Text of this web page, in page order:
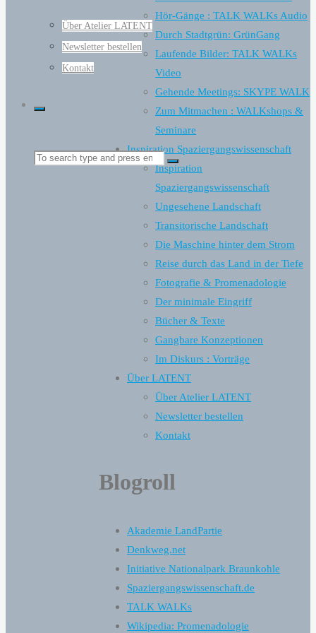
Über Atelier LATENT
Newsletter bestellen
Kontakt
Search
Search
Hör-Gänge : TALK WALKs Audio
Durch Stadtgrün: GrünGang
Laufende Bilder: TALK WALKs
Video
Gehende Meetings: SKYPE WALK
Zum Mitmachen : WALKshops &
Seminare
Inspiration Spaziergangswissenschaft
Inspiration
Spaziergangswissenschaft
Ungesehene Landschaft
Transitorische Landschaft
Die Maschine hinter dem Strom
Reise durch das Land in der Tiefe
Fotografie & Promenadologie
Der minimale Eingriff
Bücher & Texte
Gangbare Konzeptionen
Im Diskurs : Vorträge
Über LATENT
Über Atelier LATENT
Newsletter bestellen
Kontakt
Blogroll
Akademie LandPartie
Denkweg.net
Initiative Nationalpark Braunkohle
Spaziergangswissenschaft.de
TALK WALKs
Wikipedia: Promenadologie